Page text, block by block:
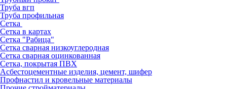
Труба вгп
Труба профильная
Сетка
Сетка в картах
Сетка "Рабица"
Сетка сварная низкоуглеродная
Сетка сварная оцинкованная
Сетка, покрытая ПВХ
Асбестоцементные изделия, цемент, шифер
Профнастил и кровельные материалы